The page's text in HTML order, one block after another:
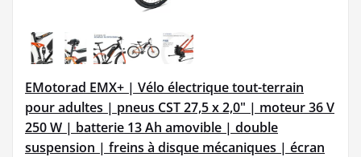
EMotorad EMX+ | Vélo électrique tout-terrain
pour adultes | pneus CST 27,5 x 2,0" | moteur 36 V
250 W | batterie 13 Ah amovible | double
suspension | freins à disque mécaniques | écran